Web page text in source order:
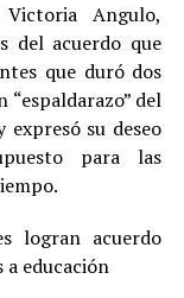
Angulo,
del acuerdo que
que duró dos
del
su deseo
para las
logran acuerdo
educación